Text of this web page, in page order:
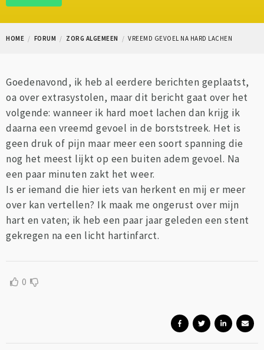
HOME FORUM ZORG ALGEMEEN VREEMD GEVOEL NA HARD LACHEN
Goedenavond, ik heb al eerdere berichten geplaatst,
oa over extrasystolen, maar dit bericht gaat over het
volgende: wanneer ik hard moet lachen dan krijg ik
daarna een vreemd gevoel in de borststreek. Het is
geen druk of pijn maar meer een soort spanning die
nog het meest lijkt op een buiten adem gevoel. Na
een paar minuten zakt het weer.
Is er iemand die hier iets van herkent en mij er meer
over kan vertellen? Ik maak me ongerust over mijn
hart en vaten; ik heb een paar jaar geleden een stent
gekregen na een licht hartinfarct.
0